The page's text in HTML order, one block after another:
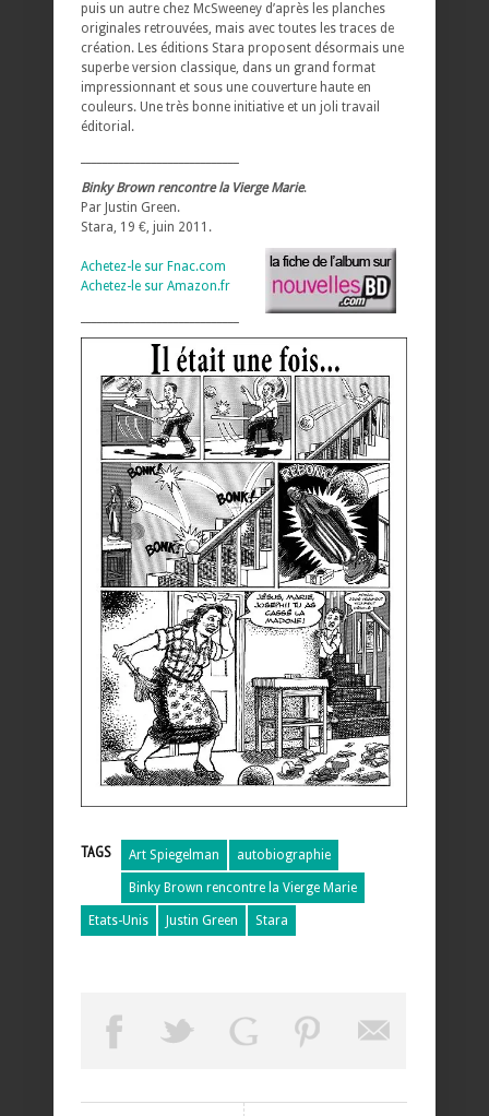
puis un autre chez McSweeney d’après les planches
originales retrouvées, mais avec toutes les traces de
création. Les éditions Stara proposent désormais une
superbe version classique, dans un grand format
impressionnant et sous une couverture haute en
couleurs. Une très bonne initiative et un joli travail
éditorial.
Binky Brown rencontre la Vierge Marie.
Par Justin Green.
Stara, 19 €, juin 2011.
Achetez-le sur Fnac.com
Achetez-le sur Amazon.fr
TAGS Art Spiegelman autobiographie
Binky Brown rencontre la Vierge Marie
Etats-Unis Justin Green Stara